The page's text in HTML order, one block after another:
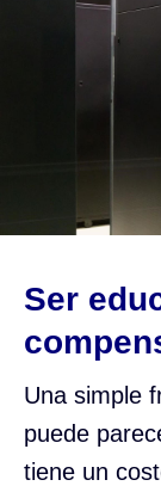
Ser
Una simple
puede
tiene un